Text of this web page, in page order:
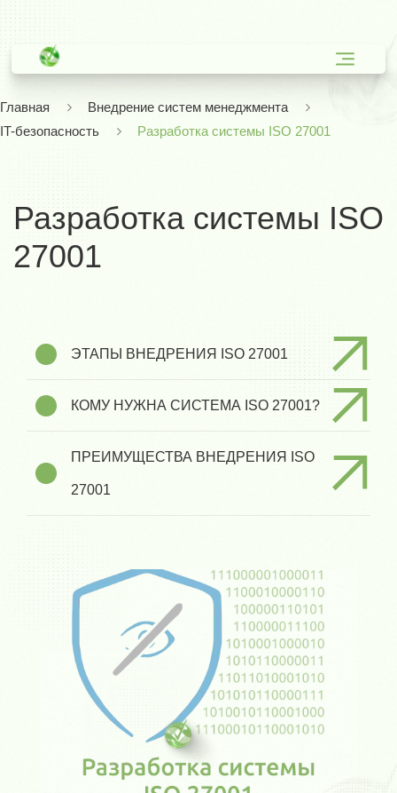
Главная
Внедрение систем менеджмента
IT-безопасность
Разработка системы ISO 27001
Разработка системы ISO
27001
ЭТАПЫ ВНЕДРЕНИЯ ISO 27001
КОМУ НУЖНА СИСТЕМА ISO 27001?
ПРЕИМУЩЕСТВА ВНЕДРЕНИЯ ISO
27001